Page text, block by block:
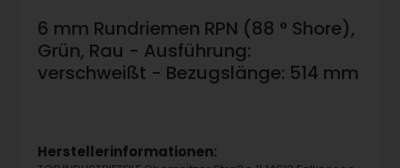
6 mm Rundriemen RPN (88 ° Shore),
Grün, Rau - Ausführung:
verschweißt - Bezugslänge: 514 mm
Herstellerinformationen: